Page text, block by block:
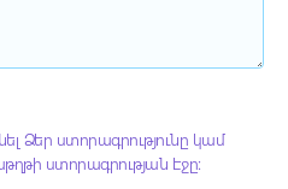
Ձեր ստորագրությունը կամ
ստորագրության էջը: